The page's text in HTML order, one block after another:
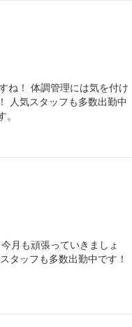
ね！ 体調管理には気を付け
人気スタッフも多数出勤中
月も頑張っていきましょ
タッフも多数出勤中です！